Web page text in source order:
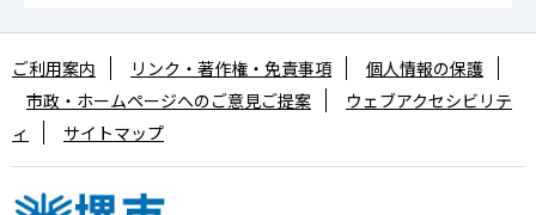
ご利用案内 リンク・著作権・免責事項
個人情報の保護
市政・ホームページへのご意見ご提案
ウェブアクセシビリテ
ィ
サイトマップ